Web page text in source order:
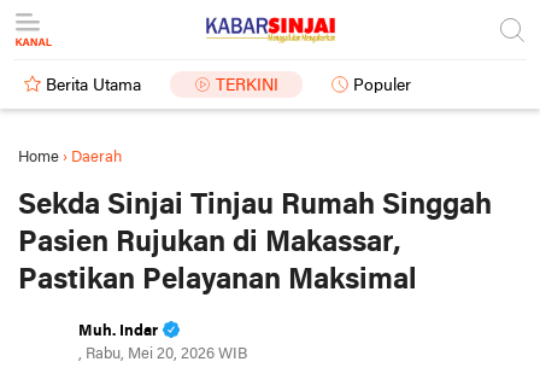
Berita Utama TERKINI Populer
Home › Daerah
Sekda Sinjai Tinjau Rumah Singgah
Pasien Rujukan di Makassar,
Pastikan Pelayanan Maksimal
Muh. Indar
, Rabu, Mei 20, 2026 WIB